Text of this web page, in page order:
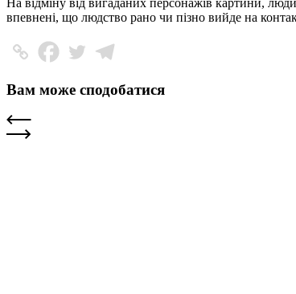
впевнені, що людство рано чи пізно вийде на
Вам може сподобатися